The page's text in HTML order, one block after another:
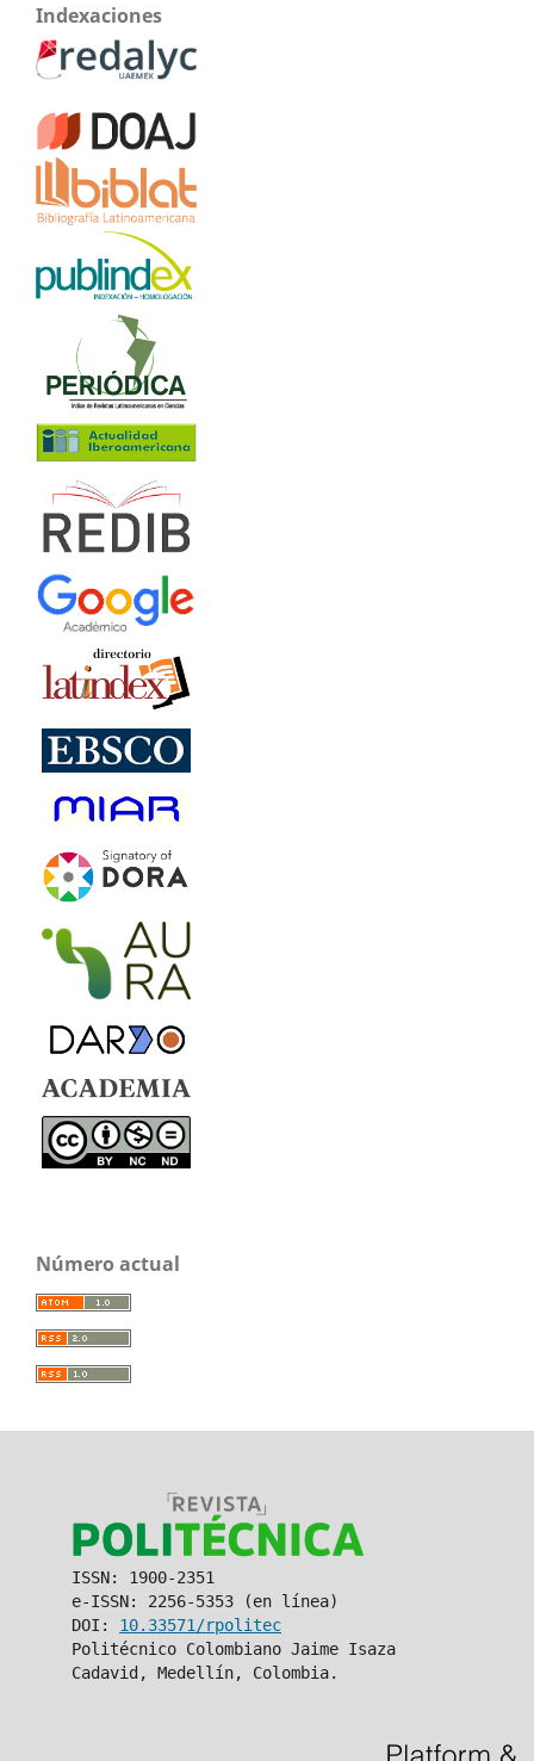
Indexaciones
Número actual
ISSN: 1900-2351
e-ISSN: 2256-5353 (en línea)
DOI: 10.33571/rpolitec
Politécnico Colombiano Jaime Isaza
Cadavid, Medellín, Colombia.